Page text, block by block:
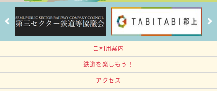
ご利用案内
鉄道を楽しもう！
アクセス